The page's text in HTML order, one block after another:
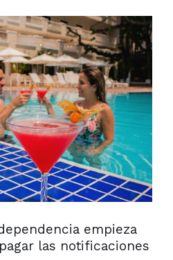
empieza
las notificaciones